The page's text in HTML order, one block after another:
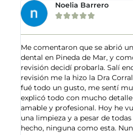
Noelia Barrero

Me comentaron que se abrió
dental en Pineda de Mar, y
revisión decidí probarla. Salí
revisión me la hizo la Dra
fué todo un gusto, me sentí
explicó todo con mucho
amable y profesional. Hoy he
una limpieza y a pesar de
hecho, ninguna como esta.